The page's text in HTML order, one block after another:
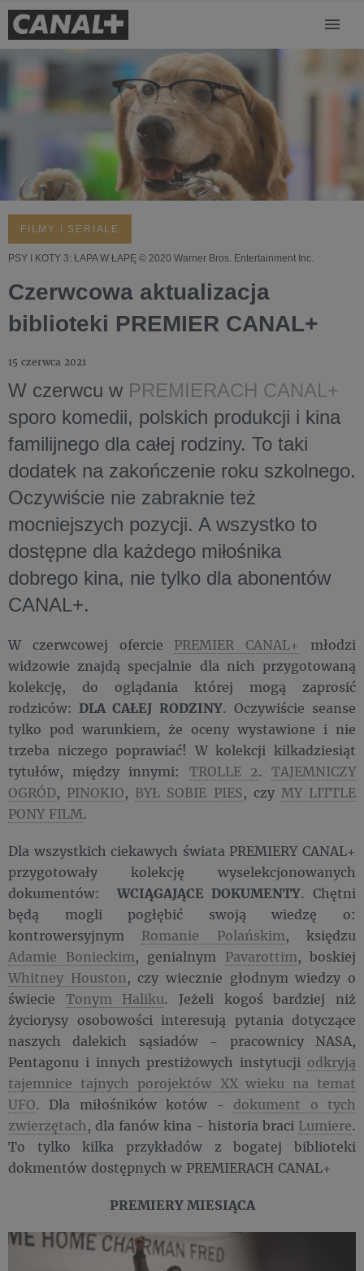
FILMY I SERIALE
PSY I KOTY 3: ŁAPA W ŁAPĘ © 2020 Warner Bros. Entertainment Inc.
Czerwcowa aktualizacja
biblioteki PREMIER CANAL+
15 czerwca 2021
W czerwcu w PREMIERACH CANAL+
sporo komedii, polskich produkcji i kina
familijnego dla całej rodziny. To taki
dodatek na zakończenie roku szkolnego.
Oczywiście nie zabraknie też
mocniejszych pozycji. A wszystko to
dostępne dla każdego miłośnika
dobrego kina, nie tylko dla abonentów
CANAL+.
W czerwcowej ofercie PREMIER CANAL+
młodzi
widzowie znajdą specjalnie dla nich przygotowaną
kolekcję, do oglądania której mogą zaprosić
rodziców: DLA CAŁEJ RODZINY. Oczywiście seanse
tylko pod warunkiem, że oceny wystawione i nie
trzeba niczego poprawiać! W kolekcji kilkadziesiąt
tytułów, między innymi: TROLLE 2.TAJEMNICZY
OGRÓD, PINOKIO, BYŁ SOBIE PIES, czy MY LITTLE
PONY FILM.
Dla wszystkich ciekawych świata PREMIERY CANAL+
przygotowały kolekcję wyselekcjonowanych
dokumentów:WCIĄGAJĄCE DOKUMENTY. Chętni
będą mogli pogłębić swoją wiedzę o:
kontrowersyjnym Romanie Polańskim, księdzu
Adamie Bonieckim, genialnym Pavarottim, boskiej
Whitney Houston, czy wiecznie głodnym wiedzy o
świecie Tonym Haliku. Jeżeli kogoś bardziej niż
życiorysy osobowości interesują pytania dotyczące
naszych dalekich sąsiadów - pracownicy NASA,
Pentagonu i innych prestiżowych instytucji odkryją
tajemnice tajnych porojektów XX wieku na temat
UFO. Dla miłośników kotów - dokument o tych
zwierzętach, dla fanów kina - historia braci Lumiere.
To tylko kilka przykładów z bogatej biblioteki
dokmentów dostępnych w PREMIERACH CANAL+
PREMIERY MIESIĄCA